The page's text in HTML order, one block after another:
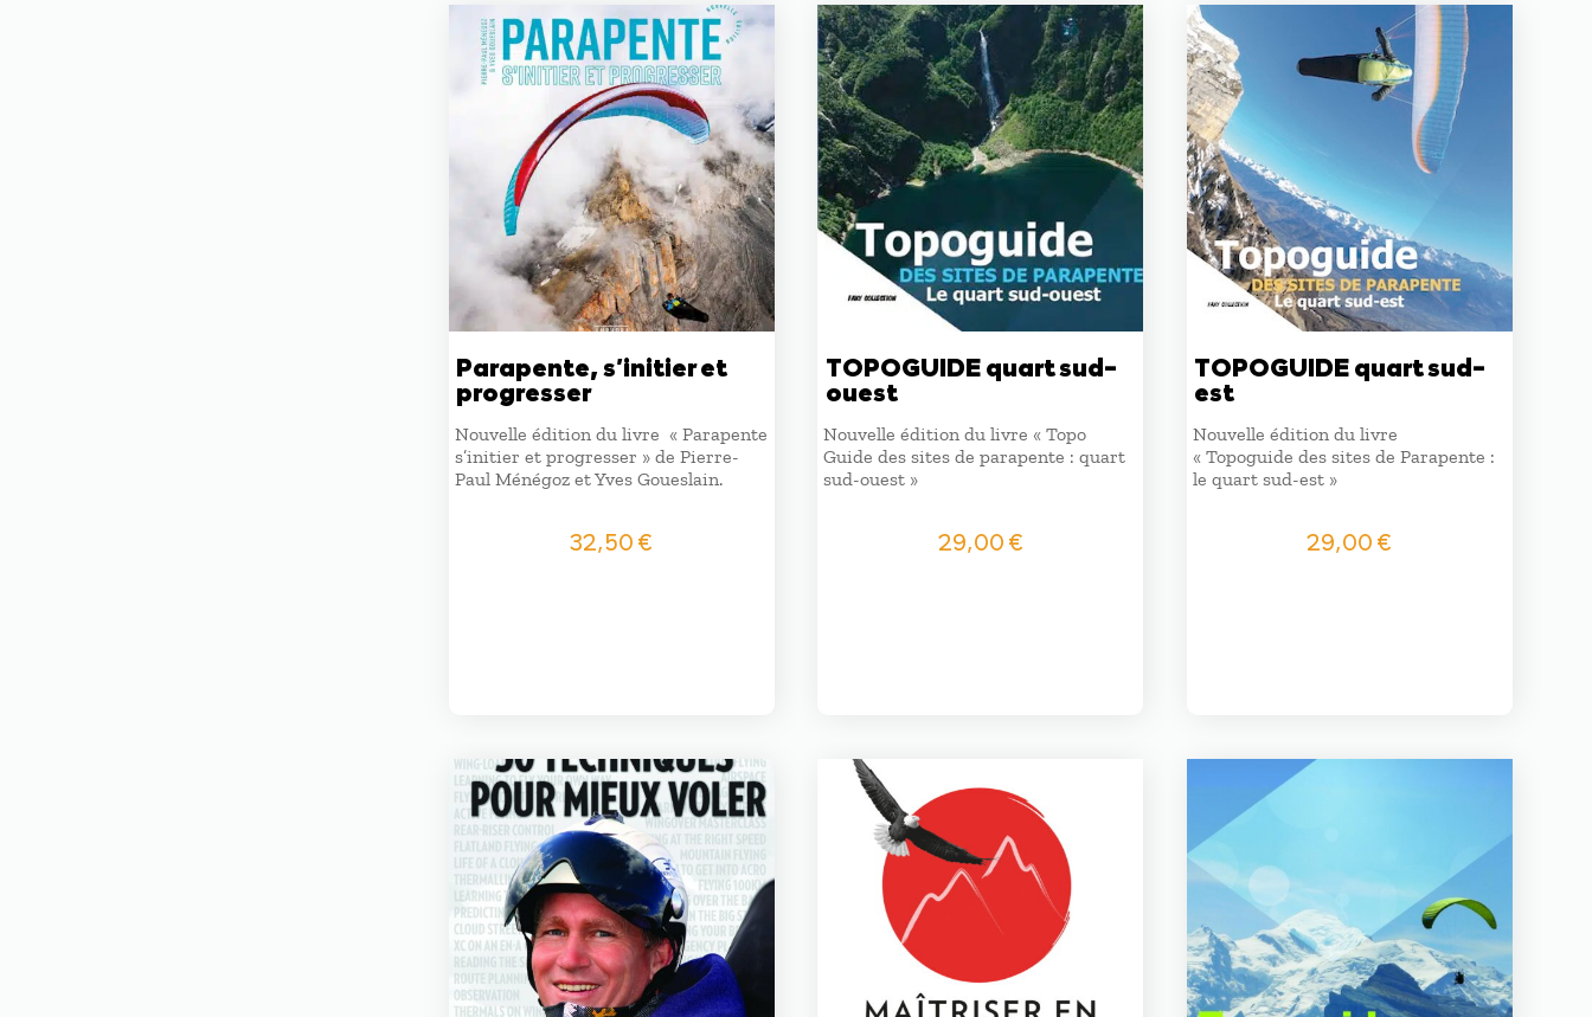
Parapente, s’initier et
progresser
Nouvelle édition du livre « Parapente
s’initier et progresser » de Pierre-
Paul Ménégoz et Yves Goueslain.
32,50€
TOPOGUIDE quart sud-
ouest
Nouvelle édition du livre « Topo
Guide des sites de parapente : quart
sud-ouest »
29,00€
TOPOGUIDE quart sud-
est
Nouvelle édition du livre
« Topoguide des sites de Parapente :
le quart sud-est »
29,00€